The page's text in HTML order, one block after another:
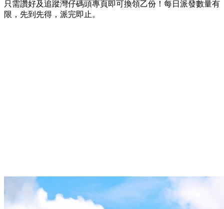
只需讚好及追蹤灣仔碼頭專頁即可換領乙份！每日派發數量有
限，先到先得，派完即止。